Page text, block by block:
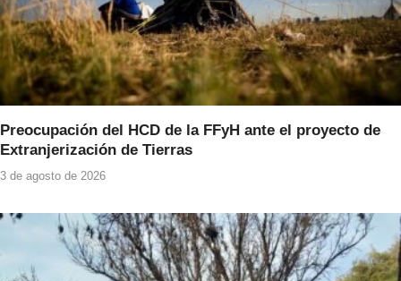
Preocupación del HCD de la FFyH ante el proyecto de
Extranjerización de Tierras
3 de agosto de 2026